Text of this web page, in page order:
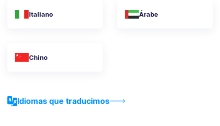
Italiano Árabe
Chino
Idiomas que traducimos